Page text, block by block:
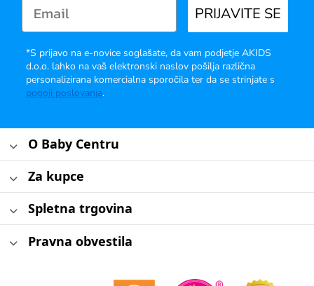
PRIJAVITE SE
*S prijavo na e-novice soglašate, da vam podjetje AKIDS
d.o.o. lahko na vaš elektronski naslov pošilja različna
personalizirana komercialna sporočila ter da se strinjate s
pogoji poslovanja.
O Baby Centru
Za kupce
Spletna trgovina
Pravna obvestila